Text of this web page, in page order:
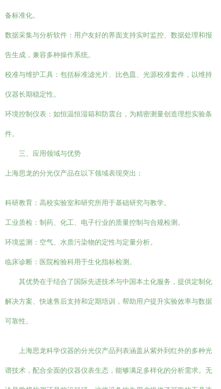
备标准化。
数据采集与分析软件：用户友好的界面支持实时监控、数据处理和报
告生成，兼容多种操作系统。
校准与维护工具：包括标准滤光片、比色皿、光源校准套件，以维持
仪器长期稳定性。
环境控制仪表：如恒温恒湿箱和防震台，为精密测量创造理想实验条
件。
三、应用领域与优势
上海思龙的分光仪产品在以下领域表现突出：
科研教育：高校实验室和研究所用于基础研究与教学。
工业质检：制药、化工、电子行业的质量控制与合规检测。
环境监测：空气、水质污染物的定性与定量分析。
临床诊断：医院检验科用于生化指标检测。
其优势在于结合了国际先进技术与中国本土化服务，提供定制化
解决方案、快速售后支持和定期培训，帮助用户提升实验效率与数据
可靠性。
上海思龙科学仪器的分光仪产品列表涵盖从紫外到红外的多种光
谱技术，配合全面的仪器仪表生态，能够满足多样化的分析需求。无